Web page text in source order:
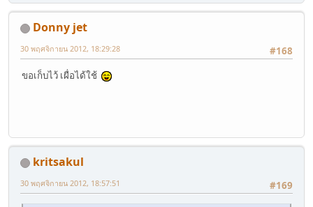
Donny jet
#168
30 พฤศจิกายน 2012, 18:29:28
ขอเก็บไว้ เผื่อได้ใช้
kritsakul
#169
30 พฤศจิกายน 2012, 18:57:51